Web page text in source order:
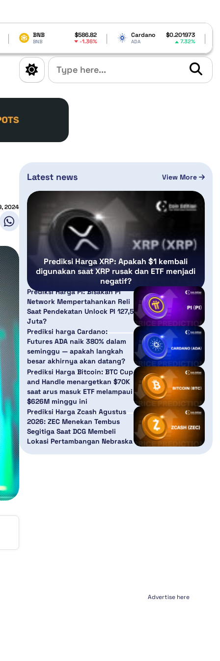
$586.82
-1.36%
Cardano $0.201973
ADA 7.32%
Solana
SOL
2024
Latest news View More
Prediksi Harga XRP: Apakah $1 kembali
digunakan saat XRP rusak dan ETF menjadi
negatif?
Prediksi Harga PI: Bisakah Pi
Network Mempertahankan Reli
Saat Pendekatan Unlock PI 127,5
Juta?
Prediksi harga Cardano:
Futures ADA naik 380% dalam
seminggu — apakah langkah
besar akhirnya akan datang?
Prediksi Harga Bitcoin: BTC Cup
and Handle menargetkan $70K
saat arus masuk ETF melampaui
$626M minggu ini
Prediksi Harga Zcash Agustus
2026: ZEC Menekan Tembus
Segitiga Saat DCG Membeli
Lokasi Pertambangan Nebraska
Advertise here